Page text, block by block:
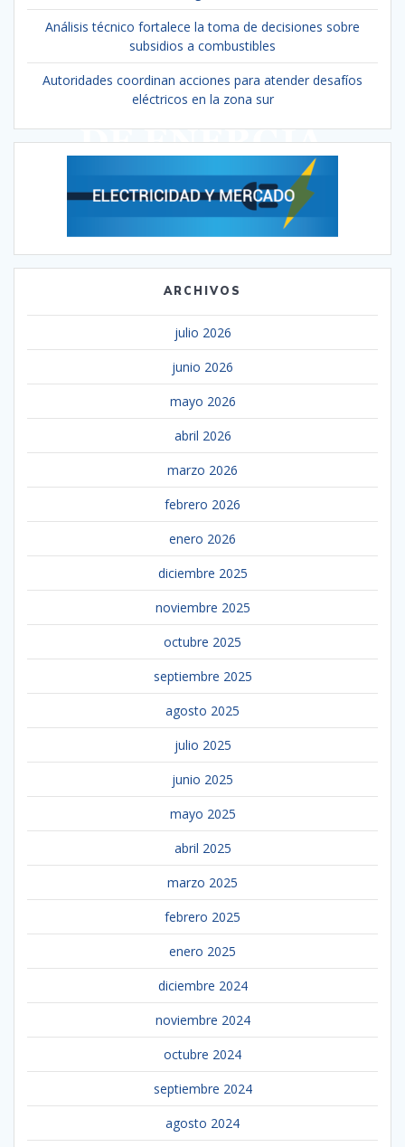
Análisis técnico fortalece la toma de decisiones sobre
subsidios a combustibles
Autoridades coordinan acciones para atender desafíos
eléctricos en la zona sur
ARCHIVOS
julio 2026
junio 2026
mayo 2026
abril 2026
marzo 2026
febrero 2026
enero 2026
diciembre 2025
noviembre 2025
octubre 2025
septiembre 2025
agosto 2025
julio 2025
junio 2025
mayo 2025
abril 2025
marzo 2025
febrero 2025
enero 2025
diciembre 2024
noviembre 2024
octubre 2024
septiembre 2024
agosto 2024